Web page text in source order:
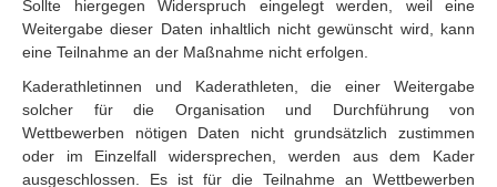
Sollte hiergegen Widerspruch eingelegt werden, weil eine
Weitergabe dieser Daten inhaltlich nicht gewünscht wird, kann
eine Teilnahme an der Maßnahme nicht erfolgen.
Kaderathletinnen und Kaderathleten, die einer Weitergabe
solcher für die Organisation und Durchführung von
Wettbewerben nötigen Daten nicht grundsätzlich zustimmen
oder im Einzelfall widersprechen, werden aus dem Kader
ausgeschlossen. Es ist für die Teilnahme an Wettbewerben